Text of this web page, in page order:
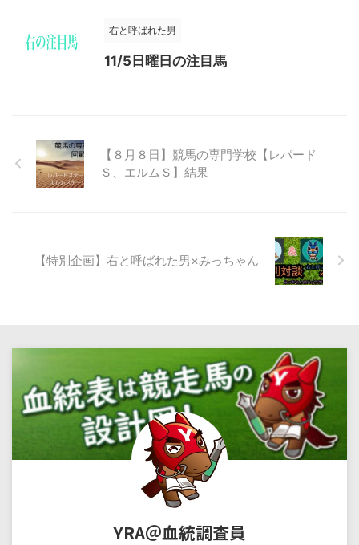
右と呼ばれた男
11/5日曜日の注目馬
【８月８日】競馬の専門学校【レパード
Ｓ、エルムＳ】結果
【特別企画】右と呼ばれた男×みっちゃん
YRA＠血統調査員